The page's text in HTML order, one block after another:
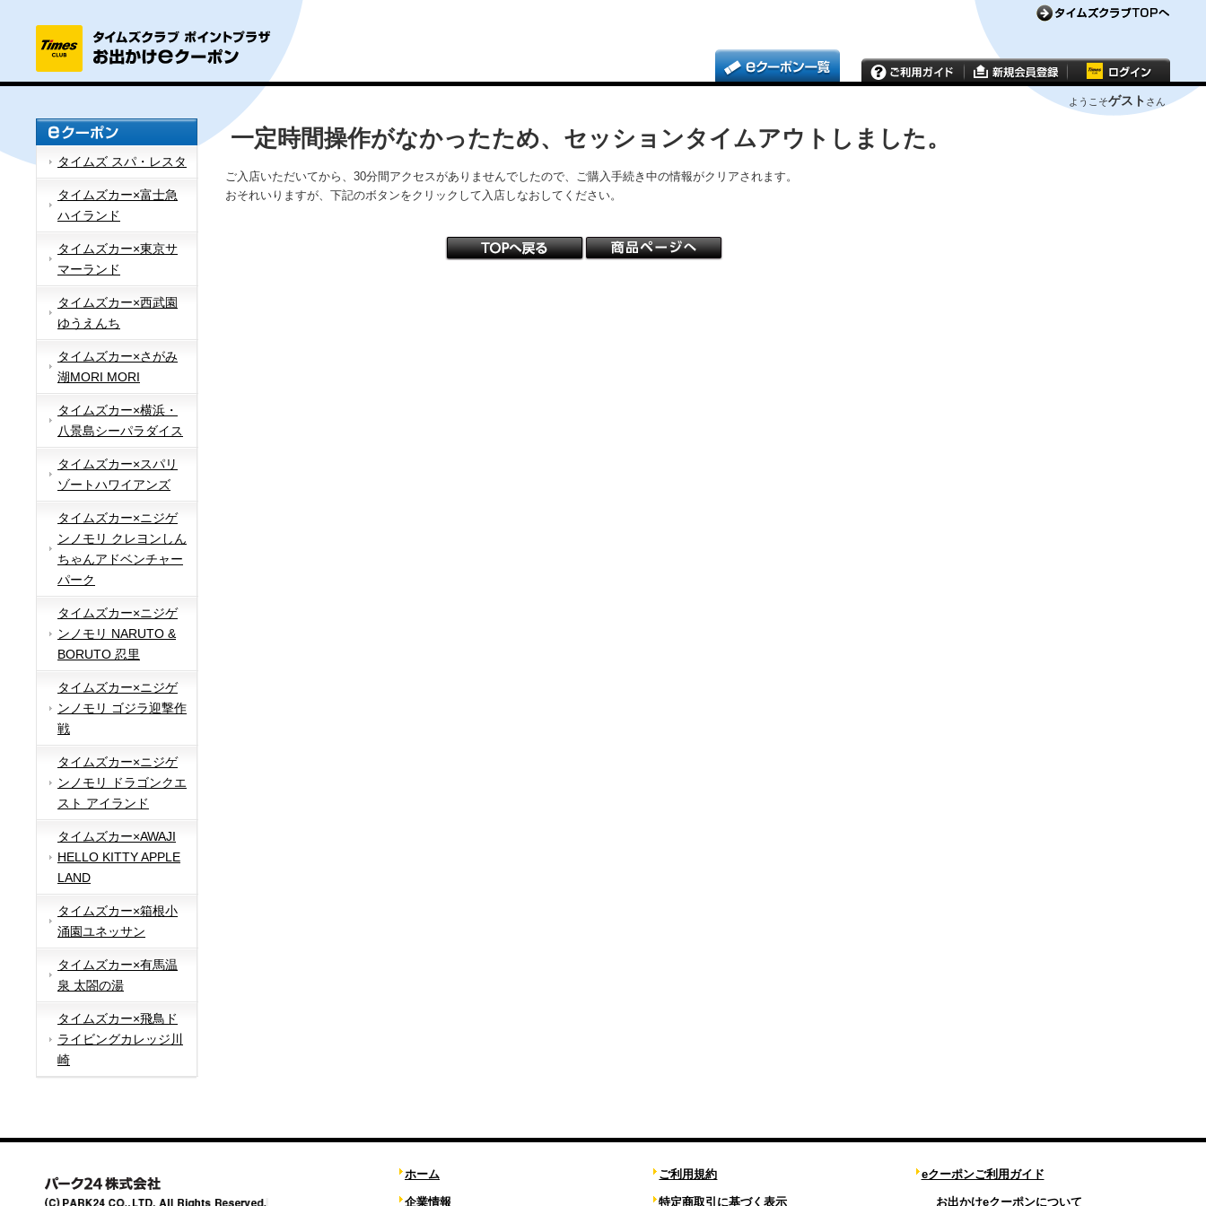
ようこそゲスト さん
タイムズ スパ・レスタ
タイムズカー×富士急
ハイランド
タイムズカー×東京サ
マーランド
タイムズカー×西武園
ゆうえんち
タイムズカー×さがみ
湖MORI MORI
タイムズカー×横浜・
八景島シーパラダイス
タイムズカー×スパリ
ゾートハワイアンズ
タイムズカー×ニジゲ
ンノモリ クレヨンしん
ちゃんアドベンチャー
パーク
タイムズカー×ニジゲ
ンノモリ NARUTO &
BORUTO 忍里
タイムズカー×ニジゲ
ンノモリ ゴジラ迎撃作
戦
タイムズカー×ニジゲ
ンノモリ ドラゴンクエ
スト アイランド
タイムズカー×AWAJI
HELLO KITTY APPLE
LAND
タイムズカー×箱根小
涌園ユネッサン
タイムズカー×有馬温
泉 太閤の湯
タイムズカー×飛鳥ド
ライビングカレッジ川
崎
一定時間操作がなかったため、セッションタイムアウトしました。
ご入店いただいてから、30分間アクセスがありませんでしたので、ご購入手続き中の情報がクリアされます。
おそれいりますが、下記のボタンをクリックして入店しなおしてください。
ホーム
企業情報
ご利用規約
特定商取引に基づく表示
eクーポンご利用ガイド
お出かけeクーポンについて